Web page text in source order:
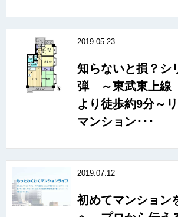
2019.05.23
知らないと損？シ
弾 ～東武東上線
より徒歩約9分～
マンション･･･
2019.07.12
初めてマンション